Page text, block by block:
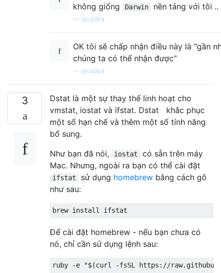
không giống
Darwin nền tảng với tôi ..
javadba
OK tôi sẽ chấp nhận điều này là "gần
chúng ta có thể nhận được"
javadba
3
Dstat là một sự thay thế linh hoạt cho
vmstat, iostat và ifstat. Dstat khắc phục
một số hạn chế và thêm một số tính năng
bổ sung.
Như bạn đã nói,
iostat
có sẵn trên máy
Mac. Nhưng, ngoài ra bạn có thể cài đặt
ifstat sử dụng homebrew bằng cách gõ
như sau:
Để cài đặt homebrew - nếu bạn chưa có
nó, chỉ cần sử dụng lệnh sau: